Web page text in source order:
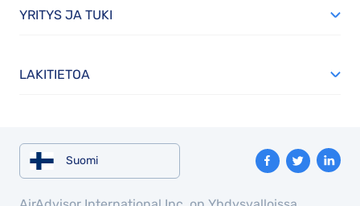
YRITYS JA TUKI
LAKITIETOA
Suomi